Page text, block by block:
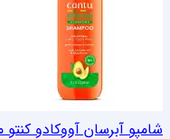
شامپو آبرسان آووکادو